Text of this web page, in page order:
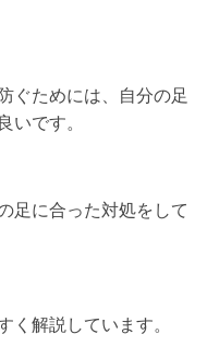
ぐためには、自分の足
です。
足に合った対処をして
解説しています。